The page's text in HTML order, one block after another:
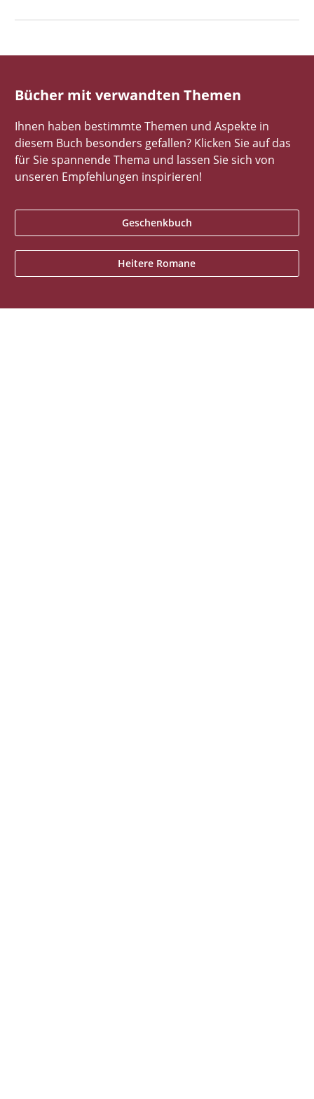
Bücher mit verwandten Themen
Ihnen haben bestimmte Themen und Aspekte in
diesem Buch besonders gefallen? Klicken Sie auf das
für Sie spannende Thema und lassen Sie sich von
unseren Empfehlungen inspirieren!
Geschenkbuch
Heitere Romane